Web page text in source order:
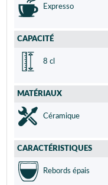
Expresso
CAPACITÉ
8 cl
MATÉRIAUX
Céramique
CARACTÉRISTIQUES
Rebords épais